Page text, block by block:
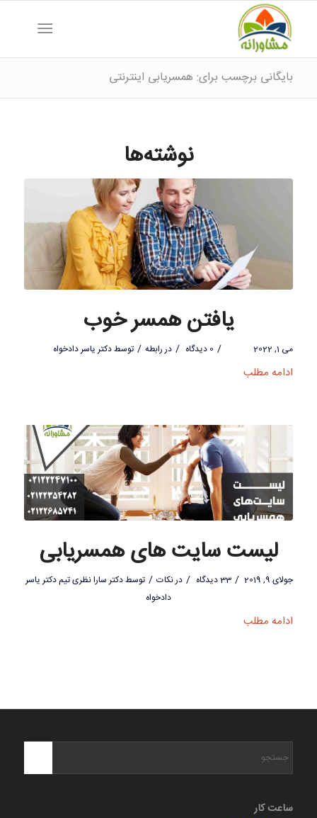
بایگانی برچسب برای: همسریابی اینترنتی
نوشته‌ها
یافتن همسر خوب
می 1, 2022 / 0 دیدگاه / دررابطه / توسطدکتر یاسر دادخواه
ادامه مطلب
لیست سایت های همسریابی
جولای 9, 2019 / 33 دیدگاه / درنکات / توسطدکتر سارا نظری تیم دکتر یاسر
دادخواه
ادامه مطلب
ساعت کار